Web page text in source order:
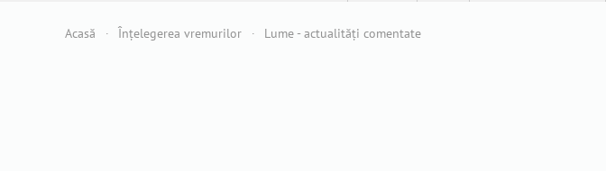
Acasă Înțelegerea vremurilor Lume - actualități comentate